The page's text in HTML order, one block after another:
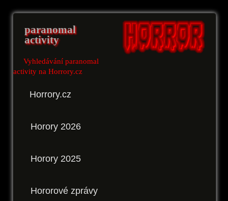
paranomal
activity
Vyhledávání paranomal
activity na Horrory.cz
Horrory.cz
Horory 2026
Horory 2025
Hororové zprávy